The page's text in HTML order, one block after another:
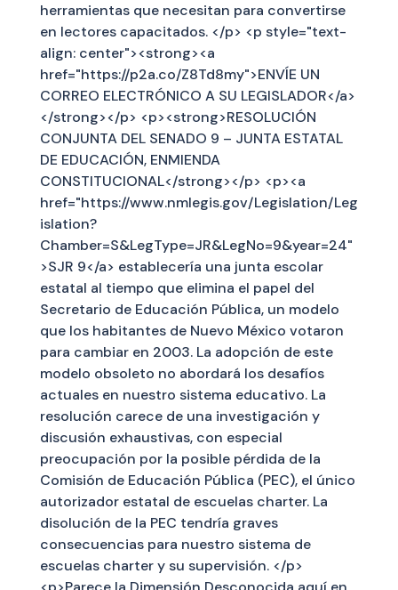
herramientas que necesitan para convertirse
en lectores capacitados. </p> <p style="text-
align: center"><strong><a
href="https://p2a.co/Z8Td8my">ENVÍE UN
CORREO ELECTRÓNICO A SU LEGISLADOR</a>
</strong></p> <p><strong>RESOLUCIÓN
CONJUNTA DEL SENADO 9 – JUNTA ESTATAL
DE EDUCACIÓN, ENMIENDA
CONSTITUCIONAL</strong></p> <p><a
href="https://www.nmlegis.gov/Legislation/Leg
islation?
Chamber=S&LegType=JR&LegNo=9&year=24"
>SJR 9</a> establecería una junta escolar
estatal al tiempo que elimina el papel del
Secretario de Educación Pública, un modelo
que los habitantes de Nuevo México votaron
para cambiar en 2003. La adopción de este
modelo obsoleto no abordará los desafíos
actuales en nuestro sistema educativo. La
resolución carece de una investigación y
discusión exhaustivas, con especial
preocupación por la posible pérdida de la
Comisión de Educación Pública (PEC), el único
autorizador estatal de escuelas charter. La
disolución de la PEC tendría graves
consecuencias para nuestro sistema de
escuelas charter y su supervisión. </p>